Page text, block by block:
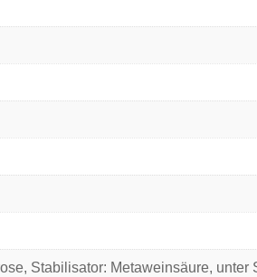
Stabilisator: Metaweinsäure,